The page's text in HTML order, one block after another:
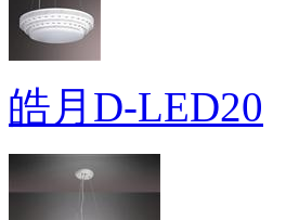
皓月D-LED20